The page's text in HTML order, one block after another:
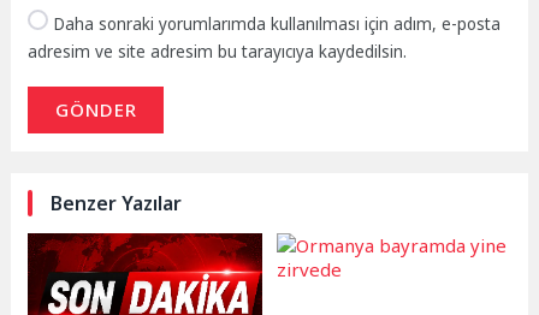
Daha sonraki yorumlarımda kullanılması için adım, e-posta
adresim ve site adresim bu tarayıcıya kaydedilsin.
GÖNDER
Benzer Yazılar